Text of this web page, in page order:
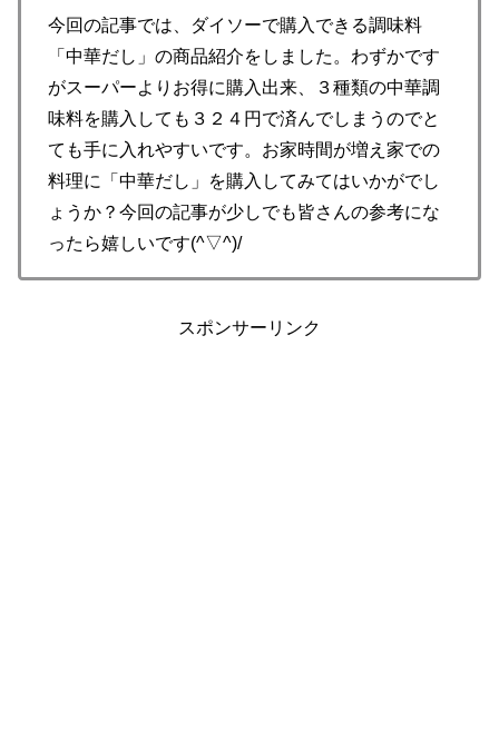
今回の記事では、ダイソーで購入できる調味料
「中華だし」の商品紹介をしました。わずかです
がスーパーよりお得に購入出来、３種類の中華調
味料を購入しても３２４円で済んでしまうのでと
ても手に入れやすいです。お家時間が増え家での
料理に「中華だし」を購入してみてはいかがでし
ょうか？今回の記事が少しでも皆さんの参考にな
ったら嬉しいです(^▽^)/
スポンサーリンク